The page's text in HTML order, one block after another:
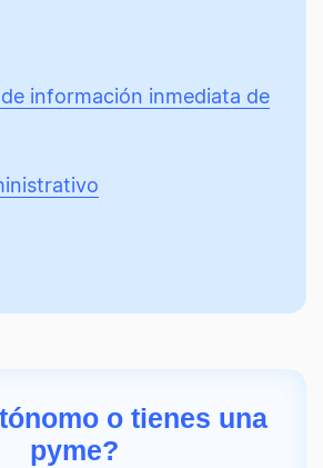
de información inmediata de
o tienes una
pyme?